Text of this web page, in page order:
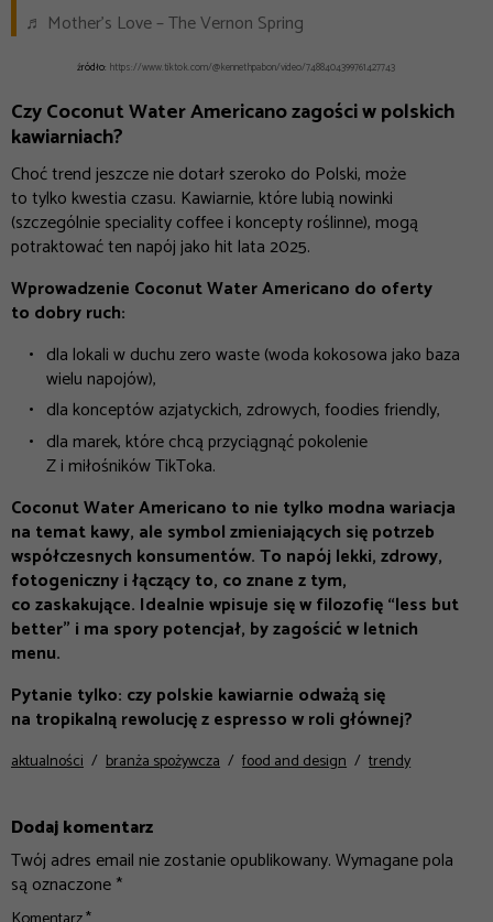
♬ Mother’s Love – The Vernon Spring
źródło: https://www.tiktok.com/@kennethpabon/video/7488404399761427743
Czy Coconut Water Americano zagości w polskich
kawiarniach?
Choć trend jeszcze nie dotarł szeroko do Polski, może
to tylko kwestia czasu. Kawiarnie, które lubią nowinki
(szczególnie speciality coffee i koncepty roślinne), mogą
potraktować ten napój jako hit lata 2025.
Wprowadzenie Coconut Water Americano do oferty
to dobry ruch:
dla lokali w duchu zero waste (woda kokosowa jako baza
wielu napojów),
dla konceptów azjatyckich, zdrowych, foodies friendly,
dla marek, które chcą przyciągnąć pokolenie
Z i miłośników TikToka.
Coconut Water Americano to nie tylko modna wariacja
na temat kawy, ale symbol zmieniających się potrzeb
współczesnych konsumentów. To napój lekki, zdrowy,
fotogeniczny i łączący to, co znane z tym,
co zaskakujące. Idealnie wpisuje się w filozofię “less but
better” i ma spory potencjał, by zagościć w letnich
menu.
Pytanie tylko: czy polskie kawiarnie odważą się
na tropikalną rewolucję z espresso w roli głównej?
aktualności branża spożywcza food and design trendy
Dodaj komentarz
Twój adres email nie zostanie opublikowany.Wymagane pola
są oznaczone*